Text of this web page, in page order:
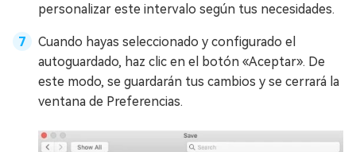
personalizar este intervalo según tus necesidades.
Cuando hayas seleccionado y configurado el
autoguardado, haz clic en el botón «Aceptar». De
este modo, se guardarán tus cambios y se cerrará la
ventana de Preferencias.